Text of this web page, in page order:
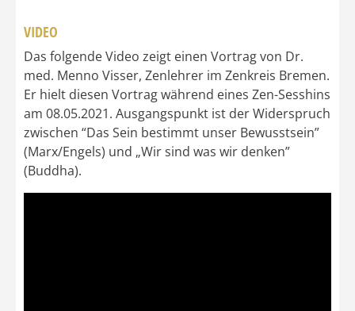
VIDEO
Das folgende Video zeigt einen Vortrag von Dr.
med. Menno Visser, Zenlehrer im Zenkreis Bremen.
Er hielt diesen Vortrag während eines Zen-Sesshins
am 08.05.2021. Ausgangspunkt ist der Widerspruch
zwischen “Das Sein bestimmt unser Bewusstsein”
(Marx/Engels) und „Wir sind was wir denken”
(Buddha).